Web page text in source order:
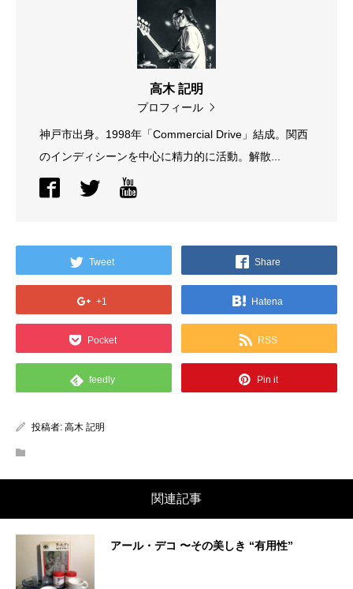
高木 記明
プロフィール
神戸市出身。1998年「Commercial Drive」結成。関西
のインディシーンを中心に精力的に活動。解散...
Tweet Share
+1 Hatena
Pocket RSS
feedly Pin it
投稿者: 高木 記明
関連記事
アール・デコ 〜その美しき “有用性”